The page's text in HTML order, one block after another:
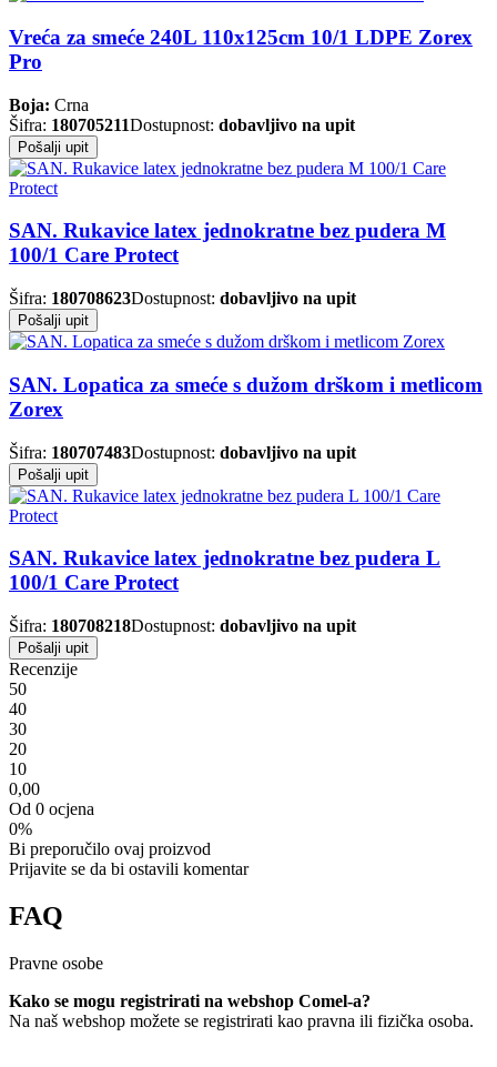
Vreća za smeće 240L 110x125cm 10/1 LDPE Zorex
Pro
Boja: Crna
Šifra: 180705211Dostupnost: dobavljivo na upit
Pošalji upit
SAN. Rukavice latex jednokratne bez pudera M
100/1 Care Protect
Šifra: 180708623Dostupnost: dobavljivo na upit
Pošalji upit
SAN. Lopatica za smeće s dužom drškom i metlicom
Zorex
Šifra: 180707483Dostupnost: dobavljivo na upit
Pošalji upit
SAN. Rukavice latex jednokratne bez pudera L
100/1 Care Protect
Šifra: 180708218Dostupnost: dobavljivo na upit
Pošalji upit
Recenzije
50
40
30
20
10
0,00
Od 0 ocjena
0%
Bi preporučilo ovaj proizvod
Prijavite se da bi ostavili komentar
FAQ
Pravne osobe
Kako se mogu registrirati na webshop Comel-a?
Na naš webshop možete se registrirati kao pravna ili fizička osoba.